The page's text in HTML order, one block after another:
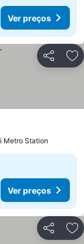
Ver preços
Partilhar
Metro Station
Ver preços
Partilhar